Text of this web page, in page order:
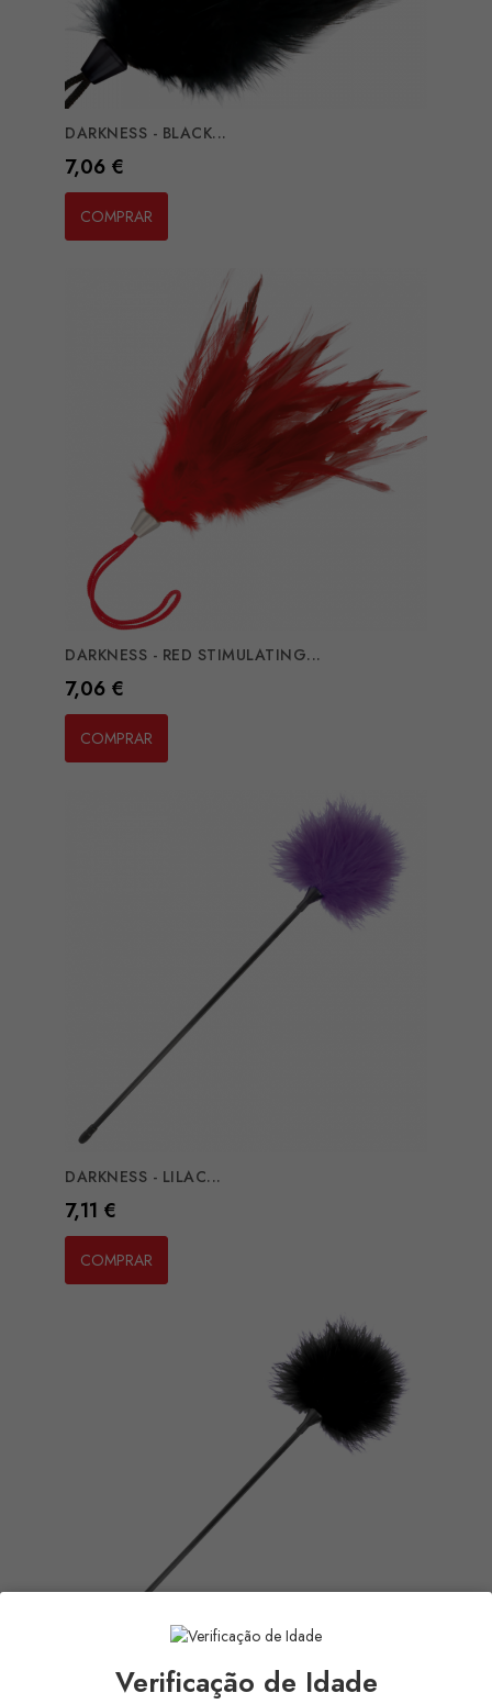
DARKNESS - BLACK...
Preço
7,06 €
COMPRAR
DARKNESS - RED STIMULATING...
Preço
7,06 €
COMPRAR
DARKNESS - LILAC...
Preço
7,11 €
COMPRAR
DARKNESS - BLACK...
Verificação de Idade